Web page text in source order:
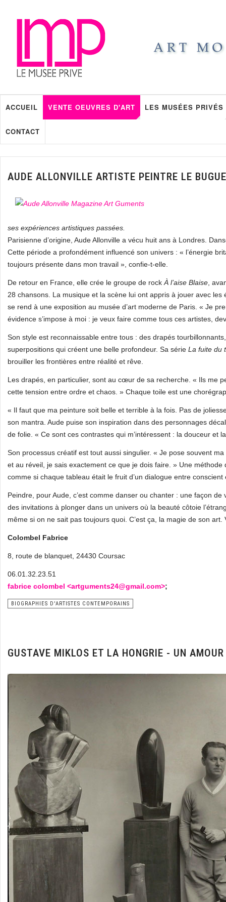
ACCUEIL VENTE OEUVRES D'ART LES MUSÉES PRIVÉS
CONTACT
AUDE ALLONVILLE ARTISTE PEINTRE LE BUGUE
ses expériences artistiques passées.
Parisienne d’origine, Aude Allonville a vécu huit ans à Londres.
Cette période a profondément influencé son univers : « l’énergie
toujours présente dans mon travail », confie-t-elle.
De retour en France, elle crée le groupe de rock À l’aise Blaise ,
28 chansons. La musique et la scène lui ont appris à jouer avec
se rend à une exposition au musée d’art moderne de Paris. « Je
évidence s’impose à moi : je veux faire comme tous ces artistes,
Son style est reconnaissable entre tous : des drapés
superpositions qui créent une belle profondeur. Sa série La fuite du
brouiller les frontières entre réalité et rêve.
Les drapés, en particulier, sont au cœur de sa recherche. « Ils me
cette tension entre ordre et chaos. » Chaque toile est une
« Il faut que ma peinture soit belle et terrible à la fois. Pas de
son mantra. Aude puise son inspiration dans des personnages
de folie. « Ce sont ces contrastes qui m’intéressent : la douceur et
Son processus créatif est tout aussi singulier. « Je pose souvent
et au réveil, je sais exactement ce que je dois faire. » Une
comme si chaque tableau était le fruit d’un dialogue entre conscient
Peindre, pour Aude, c’est comme danser ou chanter : une façon
des invitations à plonger dans un univers où la beauté côtoie
même si on ne sait pas toujours quoi. C’est ça, la magie de son art.
Colombel Fabrice
8, route de blanquet, 24430 Coursac
06.01.32.23.51
fabrice colombel <artguments24@gmail.com>;
BIOGRAPHIES D'ARTISTES CONTEMPORAINS
GUSTAVE MIKLOS ET LA HONGRIE - UN